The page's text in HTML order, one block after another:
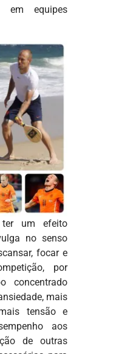
em equipes
ter um efeito
no senso
focar e
por
concentrado
mais
tensão e
aos
de outras